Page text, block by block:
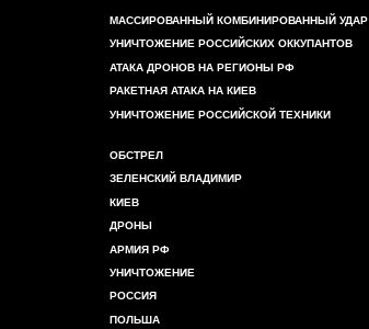
МАССИРОВАННЫЙ КОМБИНИРОВАННЫЙ УДАР
УНИЧТОЖЕНИЕ РОССИЙСКИХ ОККУПАНТОВ
АТАКА ДРОНОВ НА РЕГИОНЫ РФ
РАКЕТНАЯ АТАКА НА КИЕВ
УНИЧТОЖЕНИЕ РОССИЙСКОЙ ТЕХНИКИ
ОБСТРЕЛ
ЗЕЛЕНСКИЙ ВЛАДИМИР
КИЕВ
ДРОНЫ
АРМИЯ РФ
УНИЧТОЖЕНИЕ
РОССИЯ
ПОЛЬША